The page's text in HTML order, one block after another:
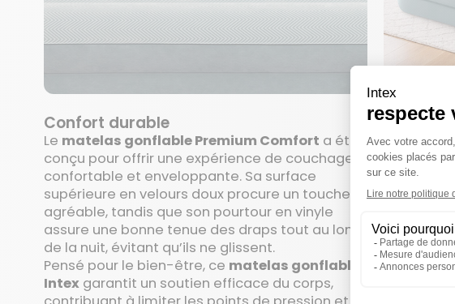
Confort durable
Le matelas gonflable Premium Comfort a été
conçu pour offrir une expérience de couchage
confortable et enveloppante. Sa surface
supérieure en velours doux procure un toucher
agréable, tandis que son pourtour en vinyle
assure une bonne tenue des draps tout au long
de la nuit, évitant qu’ils ne glissent.
Pensé pour le bien-être, ce matelas gonflable
Intex garantit un soutien efficace du corps,
Malgré
ce
offrir une
de
en
temps.
Sa